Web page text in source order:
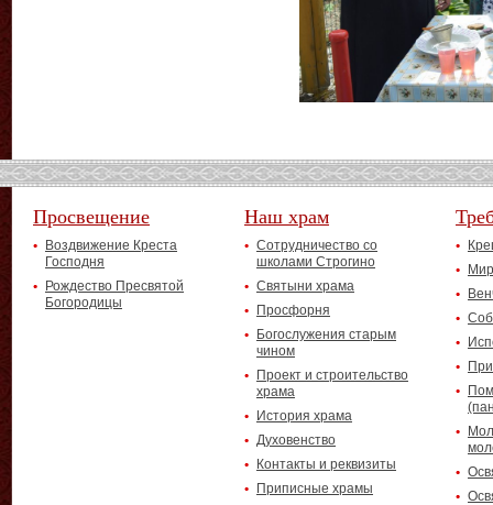
Просвещение
Воздвижение Креста
Господня
Рождество Пресвятой
Богородицы
Наш храм
Сотрудничество со
школами Строгино
Святыни храма
Просфорня
Богослужения старым
чином
Проект и строительство
храма
История храма
Духовенство
Контакты и реквизиты
Приписные храмы